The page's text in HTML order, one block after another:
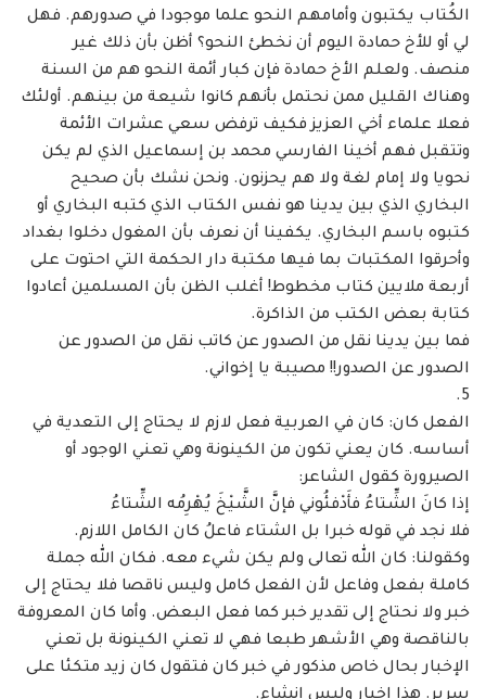
الكُتاب يكتبون وأمامهم النحو علما ‏موجودا في صدورهم. فهل
لي أو للأخ حمادة اليوم أن نخطئ النحو؟ أظن بأن ذلك غير
منصف. ‏ولعلم الأخ حمادة فإن كبار أئمة النحو هم من السنة
وهناك القليل ممن نحتمل بأنهم كانوا شيعة من ‏بينهم. أولئك
فعلا علماء أخي العزيز فكيف ترفض سعي عشرات الأئمة
وتتقبل فهم أخينا ‏الفارسي محمد بن إسماعيل الذي لم يكن
نحويا ولا إمام لغة ولا هم يحزنون. ونحن نشك بأن صحيح
‏البخاري الذي بين يدينا هو نفس الكتاب الذي كتبه البخاري أو
كتبوه باسم البخاري. يكفينا أن ‏نعرف بأن المغول دخلوا بغداد
وأحرقوا المكتبات بما فيها مكتبة دار الحكمة التي احتوت على
أربعة ‏ملايين كتاب مخطوط! أغلب الظن بأن المسلمين أعادوا
كتابة بعض الكتب من الذاكرة. ‏
فما بين يدينا نقل من الصدور عن كاتب نقل من الصدور عن
الصدور عن الصدور!! ‏مصيبة يا إخواني. ‏
الفعل كان: كان في العربية فعل لازم لا يحتاج إلى التعدية في
أساسه. كان يعني تكون من ‏الكينونة وهي تعني الوجود أو
الصيرورة كقول الشاعر: ‏
إذا كانَ الشِّتاءُ فأَدْفئُوني فإنَّ الشَّيْخَ يُهْرِمُه الشِّتاءُ
فلا نجد في قوله خبرا بل الشتاء فاعلُ كان الكامل اللازم.
وكقولنا: كان الله تعالى ولم يكن ‏شيء معه. فكان الله جملة
كاملة بفعل وفاعل لأن الفعل كامل وليس ناقصا فلا يحتاج إلى
خبر ولا ‏نحتاج إلى تقدير خبر كما فعل البعض. وأما كان المعروفة
بالناقصة وهي الأشهر طبعا فهي لا تعني ‏الكينونة بل تعني
الإخبار بحال خاص مذكور في خبر كان فتقول كان زيد متكئا على